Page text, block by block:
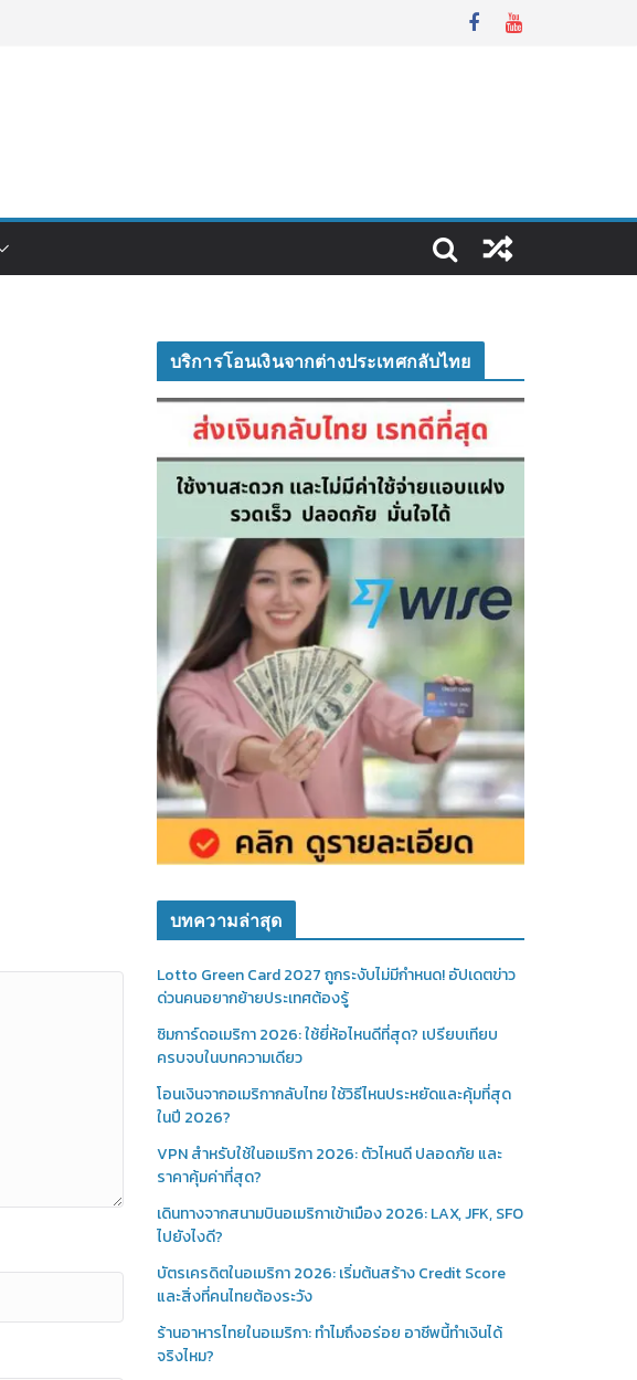
บริการโอนเงินจากต่างประเทศกลับไทย
บทความล่าสุด
Lotto Green Card 2027 ถูกระงับไม่มีกำหนด! อัปเดตข่าว
ด่วนคนอยากย้ายประเทศต้องรู้
ซิมการ์ดอเมริกา 2026: ใช้ยี่ห้อไหนดีที่สุด? เปรียบเทียบ
ครบจบในบทความเดียว
โอนเงินจากอเมริกากลับไทย ใช้วิธีไหนประหยัดและคุ้มที่สุด
ในปี 2026?
VPN สำหรับใช้ในอเมริกา 2026: ตัวไหนดี ปลอดภัย และ
ราคาคุ้มค่าที่สุด?
เดินทางจากสนามบินอเมริกาเข้าเมือง 2026: LAX, JFK, SFO
ไปยังไงดี?
บัตรเครดิตในอเมริกา 2026: เริ่มต้นสร้าง Credit Score
และสิ่งที่คนไทยต้องระวัง
ร้านอาหารไทยในอเมริกา: ทำไมถึงอร่อย อาชีพนี้ทำเงินได้
จริงไหม?